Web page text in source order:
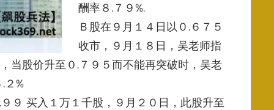
酬率８.７９%.
Ｂ股在９月１４日以０.６７５
收市，９月１８日， 吴老师指
当股价升至０.７９５而不能再突破时， 吴老
２%
９ 买入１万１千股，９月２０日，此股升至